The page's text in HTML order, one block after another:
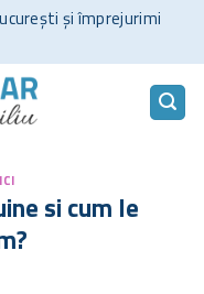
și împrejurimi
si cum le